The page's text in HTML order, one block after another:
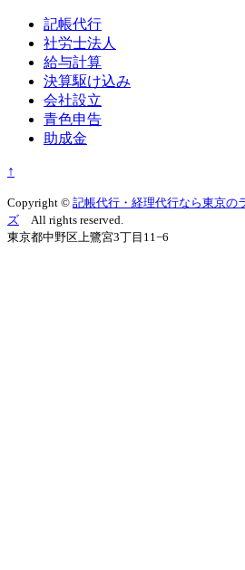
記帳代行
社労士法人
給与計算
決算駆け込み
会社設立
青色申告
助成金
↑
Copyright © 記帳代行・経理代行なら東京の
ズ All rights reserved.
東京都中野区上鷺宮3丁目11−6